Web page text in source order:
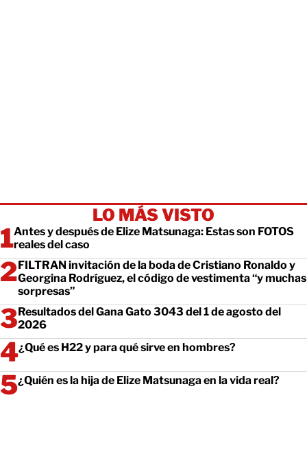
LO MÁS VISTO
Antes y después de Elize Matsunaga: Estas son FOTOS
reales del caso
FILTRAN invitación de la boda de Cristiano Ronaldo y
Georgina Rodríguez, el código de vestimenta “y muchas
sorpresas”
Resultados del Gana Gato 3043 del 1 de agosto del
2026
¿Qué es H22 y para qué sirve en hombres?
¿Quién es la hija de Elize Matsunaga en la vida real?